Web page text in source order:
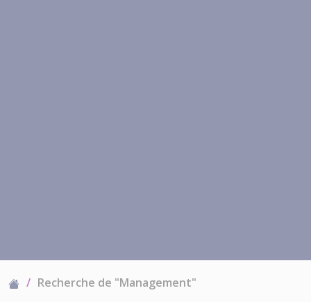
Recherche de "Management"